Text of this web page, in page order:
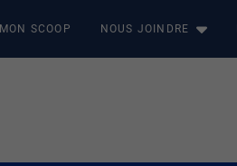
MON SCOOP NOUS JOINDRE